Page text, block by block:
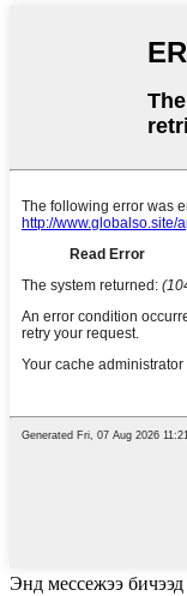
Энд мессежээ бичээд